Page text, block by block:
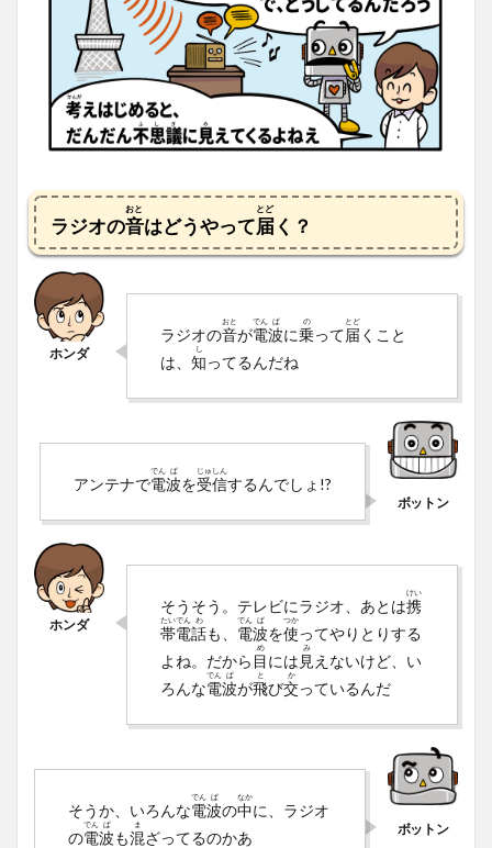
ラジオの音
おと
はどうやって届
とど
く？
ラジオの音
おと
が電
でん
波
ぱ
に乗
の
って届
とど
くこと
は、 知
し
ってるんだね
アンテナで電
でん
波
ぱ
を受
じゅ
信
しん
するんでしょ!?
そうそう。テレビにラジオ、あとは携
けい
帯
たい
電
でん
話
わ
も、 電
でん
波
ぱ
を使
つか
ってやりとりする
よね。だから 目
め
には 見
み
えないけど、い
ろんな電
でん
波
ぱ
が飛
と
び交
か
っているんだ
そうか、いろんな電
でん
波
ぱ
の中
なか
に、ラジオ
の電
でん
波
ぱ
も混
ま
ざってるのかあ